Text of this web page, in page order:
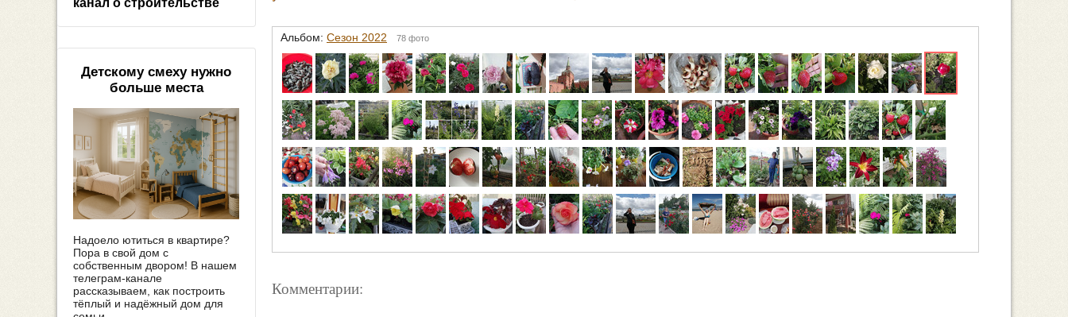
Альбом: Сезон 2022 78 фото
Комментарии:
канал о строительстве
Детскому смеху нужно
больше места
Надоело ютиться в квартире?
Пора в свой дом с
собственным двором! В нашем
телеграм-канале
рассказываем, как построить
тёплый и надёжный дом для